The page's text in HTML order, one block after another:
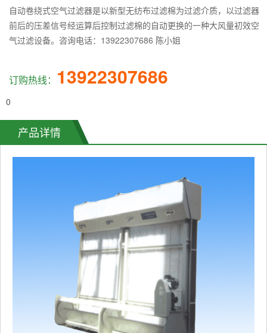
自动卷绕式空气过滤器是以新型无纺布过滤棉为过滤介质，以过滤器
前后的压差信号经运算后控制过滤棉的自动更换的一种大风量初效空
气过滤设备。咨询电话：13922307686 陈小姐
订购热线： 13922307686
0
产品详情